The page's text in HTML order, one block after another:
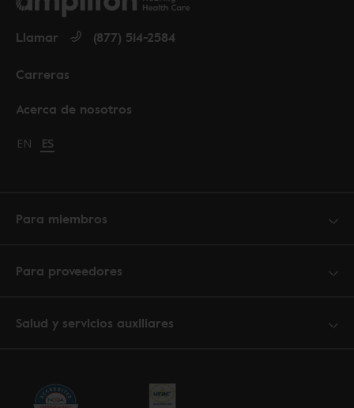
Acerca de nosotros
Carreras
Llamar (877) 514-2584
Change language to English
EN Cambiar idioma a español
ES
Para miembros
Para proveedores
Salud y servicios auxiliares